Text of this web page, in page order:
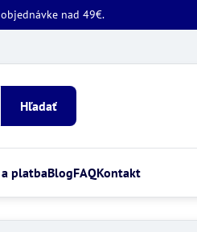
nad 49€.
Hľadať
platbaBlogFAQKontakt